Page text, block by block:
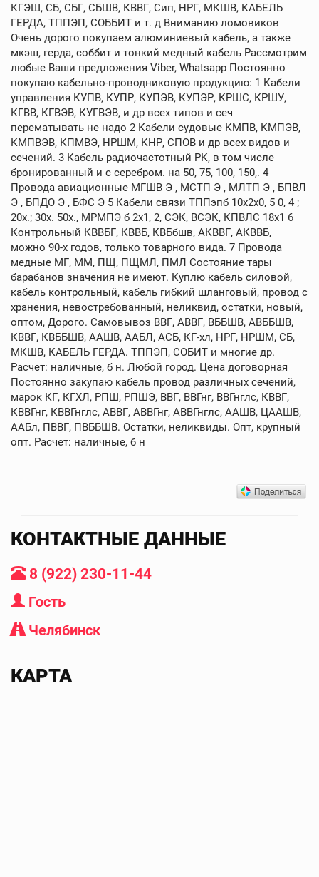
КГЭШ, СБ, СБГ, СБШВ, КВВГ, Сип, НРГ, МКШВ, КАБЕЛЬ
ГЕРДА, ТППЭП, СОББИТ и т. д Вниманию ломовиков
Очень дорого покупаем алюминиевый кабель, а также
мкэш, герда, соббит и тонкий медный кабель Рассмотрим
любые Ваши предложения Viber, Whatsapp Постоянно
покупаю кабельно-проводниковую продукцию: 1 Кабели
управления КУПВ, КУПР, КУПЭВ, КУПЭР, КРШС, КРШУ,
КГВВ, КГВЭВ, КУГВЭВ, и др всех типов и сеч
перематывать не надо 2 Кабели судовые КМПВ, КМПЭВ,
КМПВЭВ, КПМВЭ, НРШМ, КНР, СПОВ и др всех видов и
сечений. 3 Кабель радиочастотный РК, в том числе
бронированный и с серебром. на 50, 75, 100, 150,. 4
Провода авиационные МГШВ Э , МСТП Э , МЛТП Э , БПВЛ
Э , БПДО Э , БФС Э 5 Кабели связи ТППэпб 10х2х0, 5 0, 4 ;
20х.; 30х. 50х., МРМПЭ б 2х1, 2, СЭК, ВСЭК, КПВЛС 18х1 6
Контрольный КВВБГ, КВВБ, КВБбшв, АКВВГ, АКВВБ,
можно 90-х годов, только товарного вида. 7 Провода
медные МГ, ММ, ПЩ, ПЩМЛ, ПМЛ Состояние тары
барабанов значения не имеют. Куплю кабель силовой,
кабель контрольный, кабель гибкий шланговый, провод с
хранения, невостребованный, неликвид, остатки, новый,
оптом, Дорого. Самовывоз ВВГ, АВВГ, ВББШВ, АВББШВ,
КВВГ, КВББШВ, ААШВ, ААБЛ, АСБ, КГ-хл, НРГ, НРШМ, СБ,
МКШВ, КАБЕЛЬ ГЕРДА. ТППЭП, СОБИТ и многие др.
Расчет: наличные, б н. Любой город. Цена договорная
Постоянно закупаю кабель провод различных сечений,
марок КГ, КГХЛ, РПШ, РПШЭ, ВВГ, ВВГнг, ВВГнглс, КВВГ,
КВВГнг, КВВГнглс, АВВГ, АВВГнг, АВВГнглс, ААШВ, ЦААШВ,
ААБл, ПВВГ, ПВББШВ. Остатки, неликвиды. Опт, крупный
опт. Расчет: наличные, б н
КОНТАКТНЫЕ ДАННЫЕ
8 (922) 230-11-44
Гость
Челябинск
КАРТА